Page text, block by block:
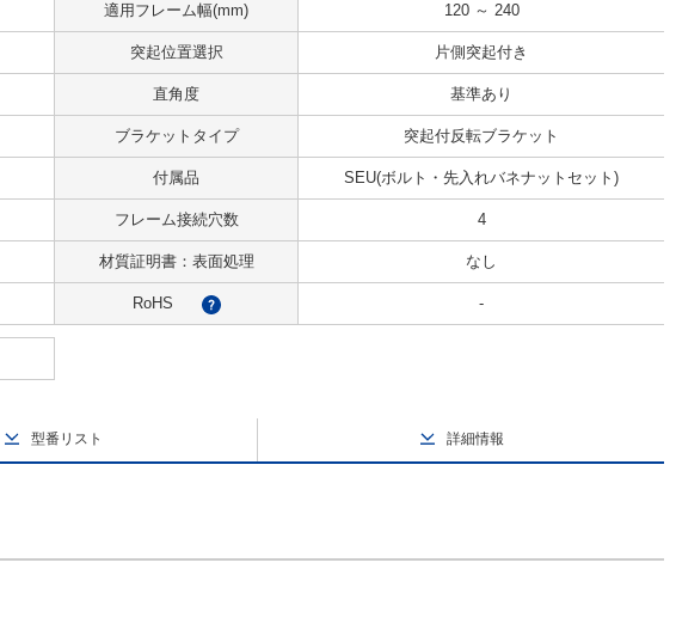
適用フレーム幅(mm) 120 ～ 240
突起位置選択 片側突起付き
直角度 基準あり
ブラケットタイプ 突起付反転ブラケット
付属品 SEU(ボルト・先入れバネナットセット)
フレーム接続穴数 4
材質証明書：表面処理 なし
RoHS ? -
型番リスト 詳細情報